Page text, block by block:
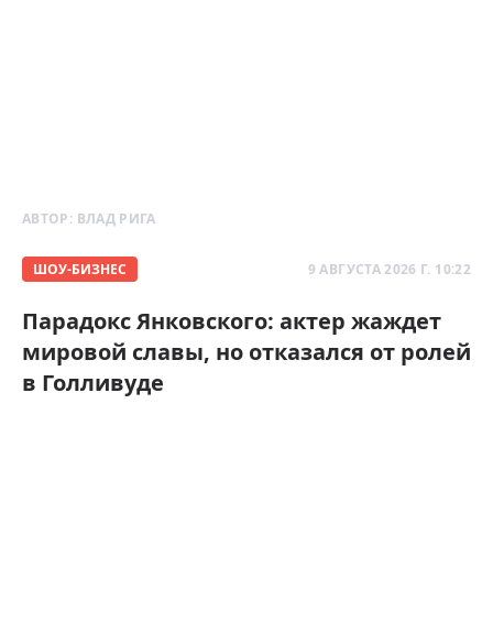
АВТОР: ВЛАД РИГА
ШОУ-БИЗНЕС 9 АВГУСТА 2026 Г. 10:22
Парадокс Янковского: актер жаждет
мировой славы, но отказался от ролей
в Голливуде